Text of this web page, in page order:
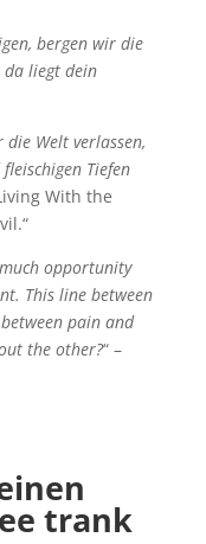
bergen wir die
da liegt dein
Welt verlassen,
Tiefen
With the
opportunity
This line between
pain and
the other?“ –
trank